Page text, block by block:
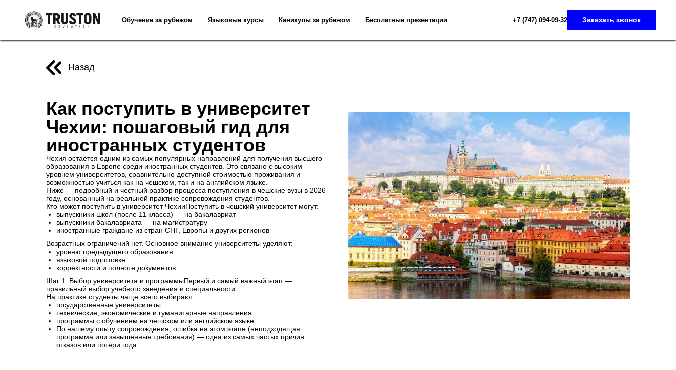
Обучение за рубежом Языковые курсы Каникулы за рубежом Бесплатные презентации +7 (747) 094-09-32 Заказать звонок
Назад
Как поступить в университет
Чехии: пошаговый гид для
иностранных студентов
Чехия остаётся одним из самых популярных направлений для получения высшего
образования в Европе среди иностранных студентов. Это связано с высоким
уровнем университетов, сравнительно доступной стоимостью проживания и
возможностью учиться как на чешском, так и на английском языке.
Ниже — подробный и честный разбор процесса поступления в чешские вузы в 2026
году, основанный на реальной практике сопровождения студентов.
Кто может поступить в университет ЧехииПоступить в чешский университет могут:
выпускники школ (после 11 класса) — на бакалавриат
выпускники бакалавриата — на магистратуру
иностранные граждане из стран СНГ, Европы и других регионов
Возрастных ограничений нет. Основное внимание университеты уделяют:
уровню предыдущего образования
языковой подготовке
корректности и полноте документов
Шаг 1. Выбор университета и программыПервый и самый важный этап —
правильный выбор учебного заведения и специальности.
На практике студенты чаще всего выбирают:
государственные университеты
технические, экономические и гуманитарные направления
программы с обучением на чешском или английском языке
По нашему опыту сопровождения, ошибка на этом этапе (неподходящая
программа или завышенные требования) — одна из самых частых причин
отказов или потери года.